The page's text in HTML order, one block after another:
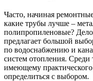
Часто, начиная
какие трубы лучше –
полипропиленовые?
предлагает большой
по водоснабжению и
систем отопления. Среди
имеющему
определиться с выбором.